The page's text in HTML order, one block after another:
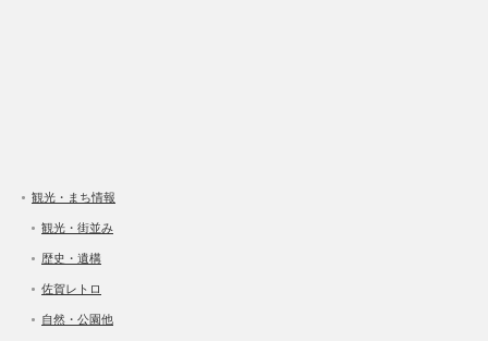
観光・まち情報
観光・街並み
歴史・遺構
佐賀レトロ
自然・公園他